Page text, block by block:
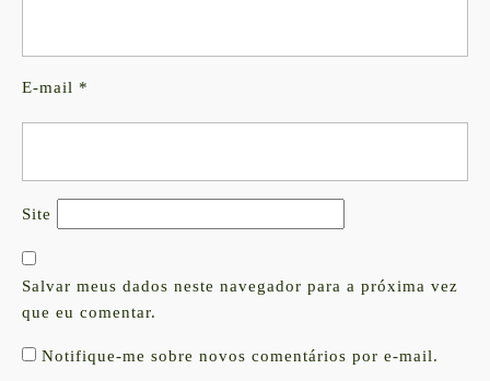
E-mail *
Site
Salvar meus dados neste navegador para a próxima vez
que eu comentar.
Notifique-me sobre novos comentários por e-mail.